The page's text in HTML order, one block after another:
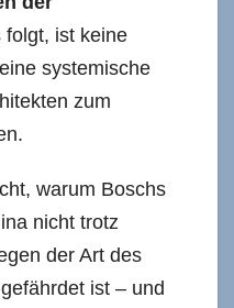
folgt, ist keine
systemische
zum
warum Boschs
nicht trotz
der Art des
ist – und